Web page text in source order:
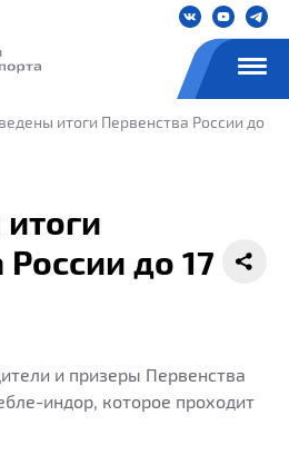
итоги Первенства России до
до 17
и призеры Первенства
индор, которое проходит